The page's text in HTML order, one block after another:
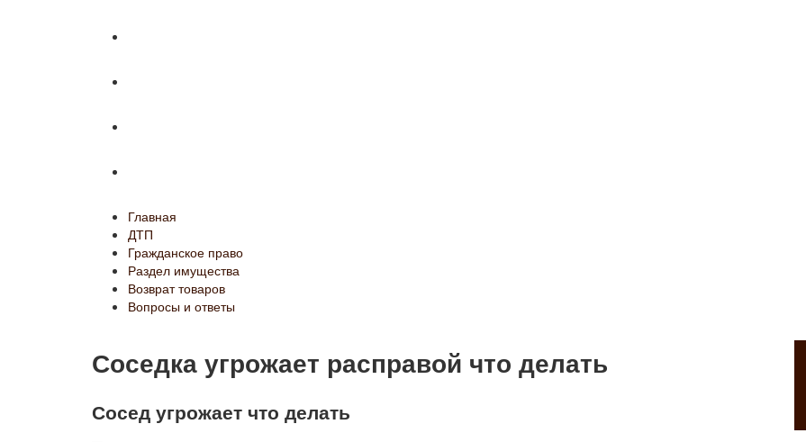
Главная
ДТП
Гражданское право
Раздел имущества
Возврат товаров
Вопросы и ответы
Соседка угрожает расправой что делать
Сосед угрожает что делать